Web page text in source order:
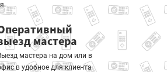
мастера
мастера на дом или в
в удобное для клиента